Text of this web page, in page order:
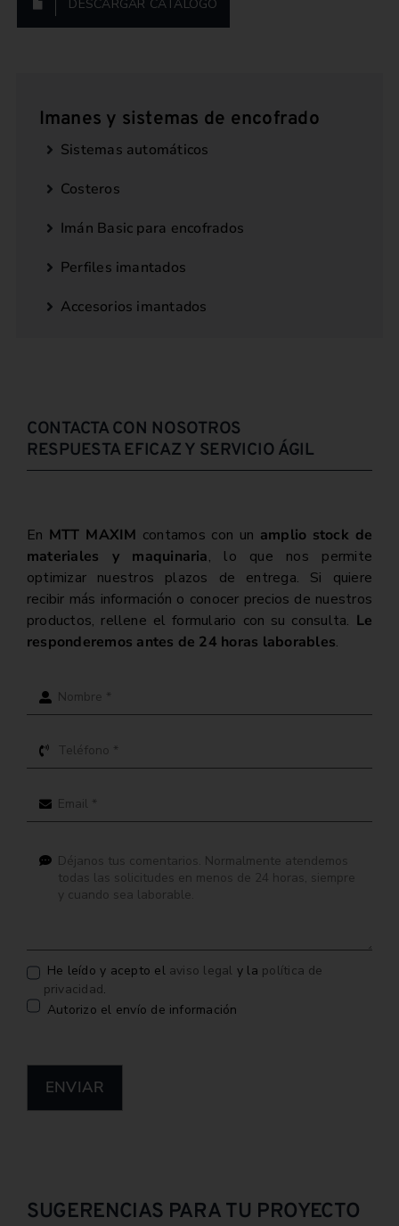
DESCARGAR CATÁLOGO
Imanes y sistemas de encofrado
Sistemas automáticos
Costeros
Imán Basic para encofrados
Perfiles imantados
Accesorios imantados
CONTACTA CON NOSOTROS
RESPUESTA EFICAZ Y SERVICIO ÁGIL
En MTT MAXIM contamos con un amplio stock de
materiales y maquinaria, lo que nos permite
optimizar nuestros plazos de entrega. Si quiere
recibir más información o conocer precios de nuestros
productos, rellene el formulario con su consulta. Le
responderemos antes de 24 horas laborables.
He leído y acepto el aviso legal y la política de
privacidad.
Autorizo el envío de información
ENVIAR
SUGERENCIAS PARA TU PROYECTO